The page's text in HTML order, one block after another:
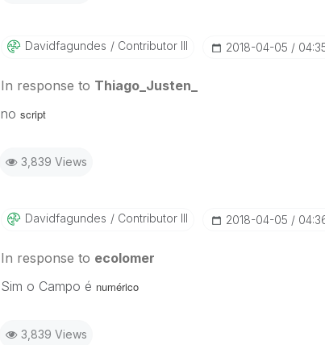
Davidfagundes Contributor III ‎2018-04-05
In response to Thiago_Justen_
no script
3,839 Views
Davidfagundes Contributor III ‎2018-04-05
In response to ecolomer
Sim o Campo é numérico
3,839 Views